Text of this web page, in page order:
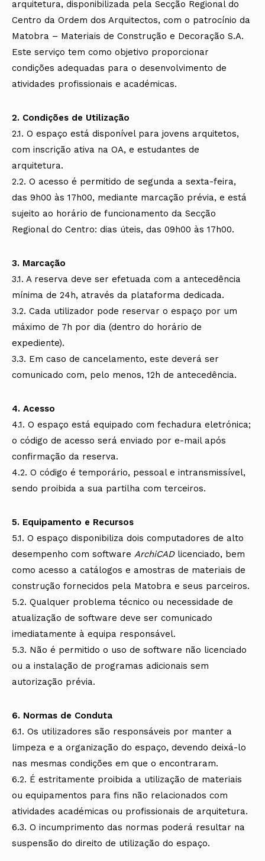
arquitetura, disponibilizada pela Secção Regional do
Centro da Ordem dos Arquitectos, com o patrocínio da
Matobra – Materiais de Construção e Decoração S.A.
Este serviço tem como objetivo proporcionar
condições adequadas para o desenvolvimento de
atividades profissionais e académicas.
2. Condições de Utilização
2.1. O espaço está disponível para jovens arquitetos,
com inscrição ativa na OA, e estudantes de
arquitetura.
2.2. O acesso é permitido de segunda a sexta-feira,
das 9h00 às 17h00, mediante marcação prévia, e está
sujeito ao horário de funcionamento da Secção
Regional do Centro: dias úteis, das 09h00 às 17h00.
3. Marcação
3.1. A reserva deve ser efetuada com a antecedência
mínima de 24h, através da plataforma dedicada.
3.2. Cada utilizador pode reservar o espaço por um
máximo de 7h por dia (dentro do horário de
expediente).
3.3. Em caso de cancelamento, este deverá ser
comunicado com, pelo menos, 12h de antecedência.
4. Acesso
4.1. O espaço está equipado com fechadura eletrónica;
o código de acesso será enviado por e-mail após
confirmação da reserva.
4.2. O código é temporário, pessoal e intransmissível,
sendo proibida a sua partilha com terceiros.
5. Equipamento e Recursos
5.1. O espaço disponibiliza dois computadores de alto
desempenho com software ArchiCADlicenciado, bem
como acesso a catálogos e amostras de materiais de
construção fornecidos pela Matobra e seus parceiros.
5.2. Qualquer problema técnico ou necessidade de
atualização de software deve ser comunicado
imediatamente à equipa responsável.
5.3. Não é permitido o uso de software não licenciado
ou a instalação de programas adicionais sem
autorização prévia.
6. Normas de Conduta
6.1. Os utilizadores são responsáveis por manter a
limpeza e a organização do espaço, devendo deixá-lo
nas mesmas condições em que o encontraram.
6.2. É estritamente proibida a utilização de materiais
ou equipamentos para fins não relacionados com
atividades académicas ou profissionais de arquitetura.
6.3. O incumprimento das normas poderá resultar na
suspensão do direito de utilização do espaço.